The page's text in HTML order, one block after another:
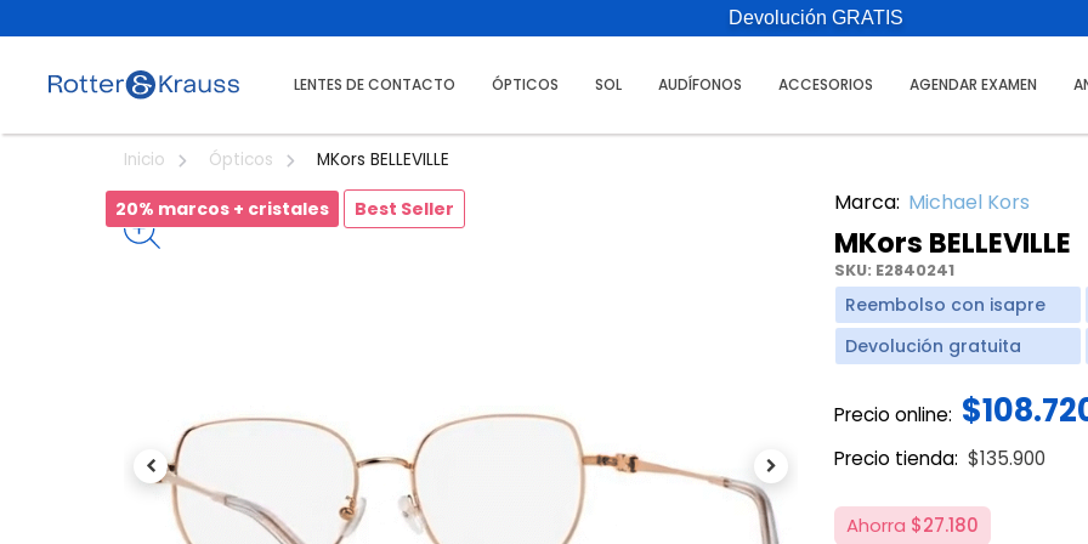
Devolución GRATIS
LENTES DE CONTACTO ÓPTICOS SOL AUDÍFONOS ACCESORIOS AGENDAR EXAMEN
Inicio Ópticos MKors BELLEVILLE
20% marcos + cristales Best Seller
Previous Next
Marca: Michael Kors
MKors BELLEVILLE
SKU: E2840241
Reembolso con isapre
Devolución gratuita
Precio online:
Precio tienda:
Price
$135.900
Ahorra $27.180